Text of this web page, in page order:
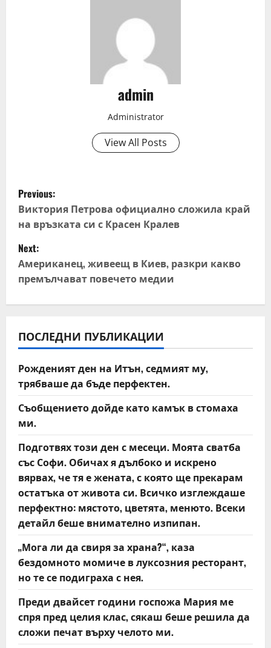
admin
Administrator
View All Posts
P
o
s
t
n
v
i
g
a
t
i
o
n
Previous:
Виктория Петрова официално сложила край
на връзката си с Красен Кралев
Next:
Американец, живеещ в Киев, разкри какво
премълчават повечето медии
ПОСЛЕДНИ ПУБЛИКАЦИИ
Рожденият ден на Итън, седмият му,
трябваше да бъде перфектен.
Съобщението дойде като камък в стомаха
ми.
Подготвях този ден с месеци. Моята сватба
със Софи. Обичах я дълбоко и искрено
вярвах, че тя е жената, с която ще прекарам
остатъка от живота си. Всичко изглеждаше
перфектно: мястото, цветята, менюто. Всеки
детайл беше внимателно изпипан.
„Мога ли да свиря за храна?“, каза
бездомното момиче в луксозния ресторант,
но те се подиграха с нея.
Преди двайсет години госпожа Мария ме
спря пред целия клас, сякаш беше решила да
сложи печат върху челото ми.